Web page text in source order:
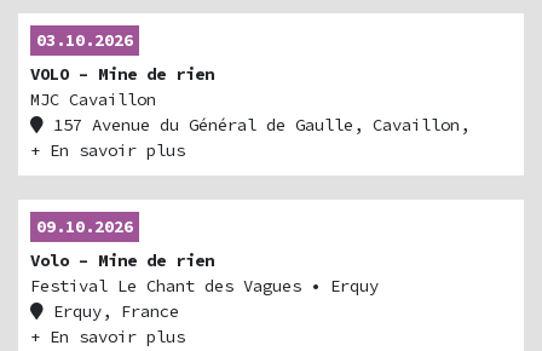
03.10.2026
VOLO – Mine de rien
MJC Cavaillon
157 Avenue du Général de Gaulle, Cavaillon,
France
+ En savoir plus
09.10.2026
Volo – Mine de rien
Festival Le Chant des Vagues • Erquy
Erquy, France
Billetterie
+ En savoir plus